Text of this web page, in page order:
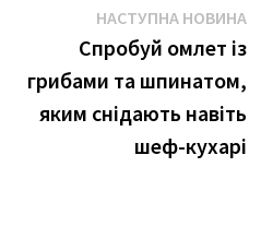
НАСТУПНА НОВИНА
Спробуй омлет із
грибами та шпинатом,
яким снідають навіть
шеф-кухарі